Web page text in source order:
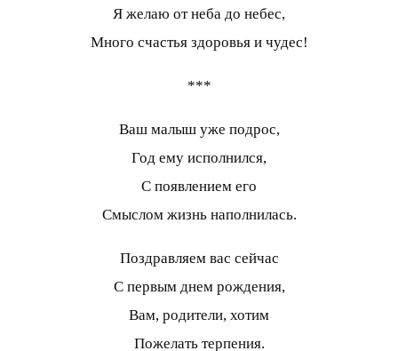
Я желаю от неба до небес,
Много счастья здоровья и чудес!
***
Ваш малыш уже подрос,
Год ему исполнился,
С появлением его
Смыслом жизнь наполнилась.
Поздравляем вас сейчас
С первым днем рождения,
Вам, родители, хотим
Пожелать терпения.